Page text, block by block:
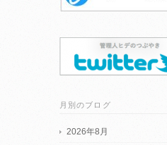
月別のブログ
2026年8月